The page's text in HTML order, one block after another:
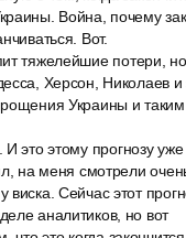
Война, почему
Вот.
тяжелейшие потери,
Херсон, Николаев и
Украины и
это этому прогнозу
на меня смотрели
виска. Сейчас этот
аналитиков, но вот